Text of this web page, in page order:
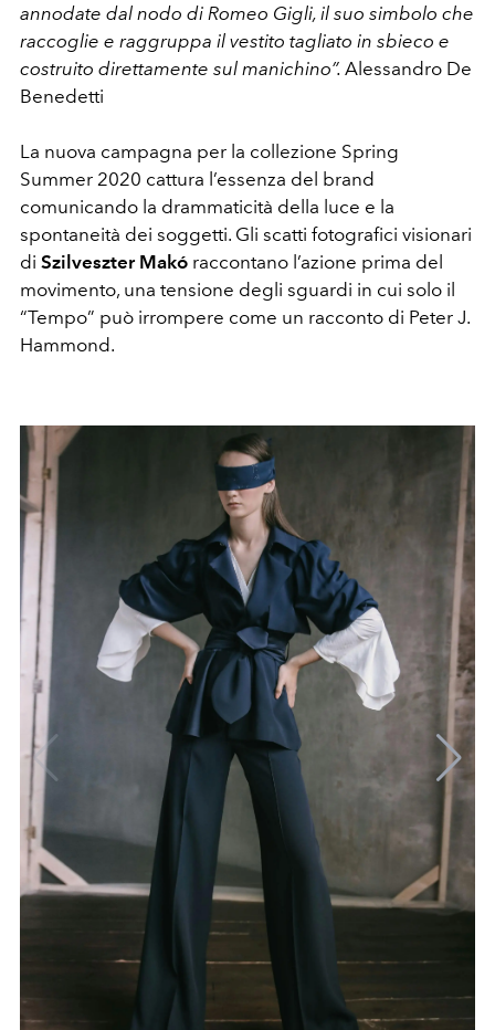
annodate dal nodo di Romeo Gigli, il suo simbolo che
raccoglie e raggruppa il vestito tagliato in sbieco e
costruito direttamente sul manichino”. Alessandro De
Benedetti
La nuova campagna per la collezione Spring
Summer 2020 cattura l’essenza del brand
comunicando la drammaticità della luce e la
spontaneità dei soggetti. Gli scatti fotografici visionari
di Szilveszter Makó raccontano l’azione prima del
movimento, una tensione degli sguardi in cui solo il
“Tempo” può irrompere come un racconto di Peter J.
Hammond.